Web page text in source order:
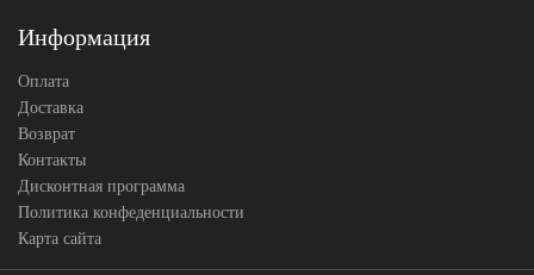
Информация
Оплата
Доставка
Возврат
Контакты
Дисконтная программа
Политика конфеденциальности
Карта сайта